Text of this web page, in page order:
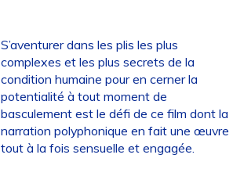
S’aventurer dans les plis les plus
complexes et les plus secrets de la
condition humaine pour en cerner la
potentialité à tout moment de
basculement est le défi de ce film dont la
narration polyphonique en fait une œuvre
tout à la fois sensuelle et engagée.